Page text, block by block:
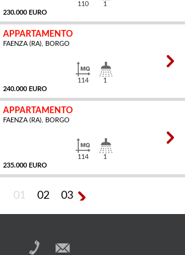
230.000 EURO
110 1
APPARTAMENTO
FAENZA (RA), BORGO
240.000 EURO
114 1
APPARTAMENTO
FAENZA (RA), BORGO
235.000 EURO
114
MQ
1
01 02 03